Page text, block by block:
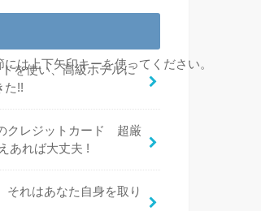
は上下矢印キーを使ってください。
ドを使い、高級ホテルに
た!!
クレジットカード 超厳
あれば大丈夫 !
それはあなた自身を取り